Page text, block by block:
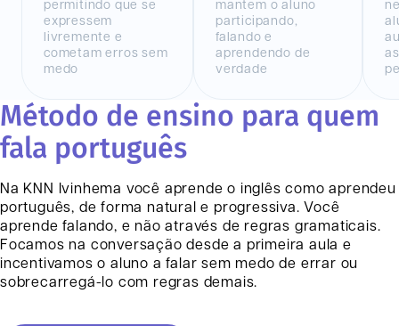
permitindo que se
expressem
livremente e
cometam erros sem
medo
mantem o aluno
participando,
falando e
aprendendo de
verdade
Método de ensino para quem
fala português
Na KNN Ivinhema você aprende o inglês como aprendeu
português, de forma natural e progressiva. Você
aprende falando, e não através de regras gramaticais.
Focamos na conversação desde a primeira aula e
incentivamos o aluno a falar sem medo de errar ou
sobrecarregá-lo com regras demais.